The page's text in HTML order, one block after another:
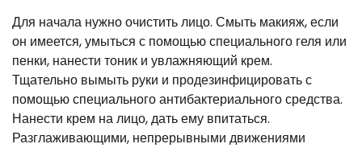
Для начала нужно очистить лицо. Смыть макияж, если
он имеется, умыться с помощью специального геля или
пенки, нанести тоник и увлажняющий крем.
Тщательно вымыть руки и продезинфицировать с
помощью специального антибактериального средства.
Нанести крем на лицо, дать ему впитаться.
Разглаживающими, непрерывными движениями